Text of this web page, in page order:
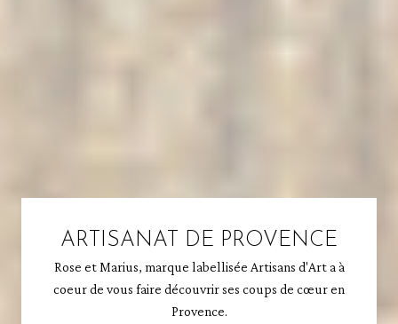
ARTISANAT DE PROVENCE
Rose et Marius, marque labellisée Artisans d'Art a à
coeur de vous faire découvrir ses coups de cœur en
Provence.